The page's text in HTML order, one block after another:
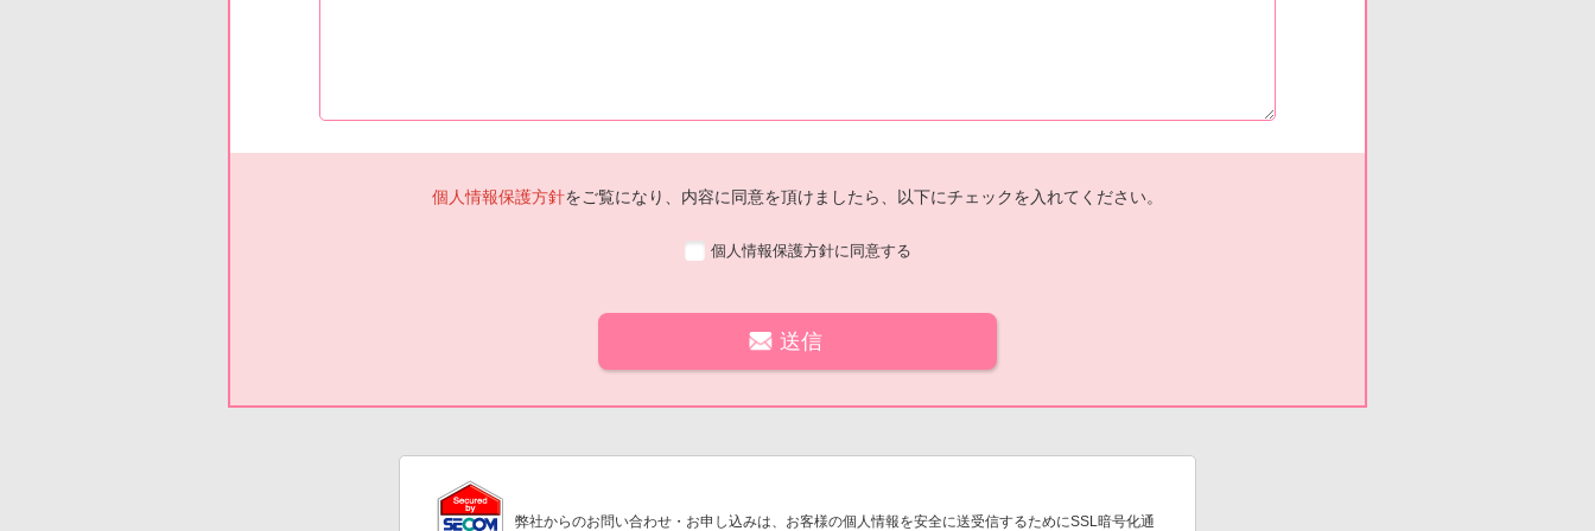
個人情報保護方針をご覧になり、内容に同意を頂けましたら、以下にチェックを入れてください。
個人情報保護方針に同意する
弊社からのお問い合わせ・お申し込みは、お客様の個人情報を安全に送受信するためにSSL暗号化通